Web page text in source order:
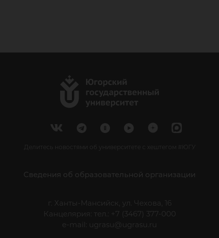
Делитесь новостями об университете с хештегом #ЮГУ
Сведения об образовательной организации
г. Ханты-Мансийск, ул. Чехова, 16
Канцелярия: тел.: +7 (3467) 377-000
e-mail:
ugrasu@ugrasu.ru